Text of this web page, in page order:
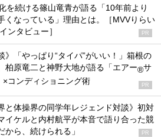
を続ける篠山竜青が語る「10年前より
くなっている」理由とは。［MVVりらい
ンタビュー］
PR
》「やっぱり“タイパ”がいい！」箱根の
柏原竜二と神野大地が語る「エアー®サ
×コンディショニング術 PR
と体操界の同学年レジェンド対談》初対
イケルと内村航平が本音で語り合った競
から、続けられる」
PR